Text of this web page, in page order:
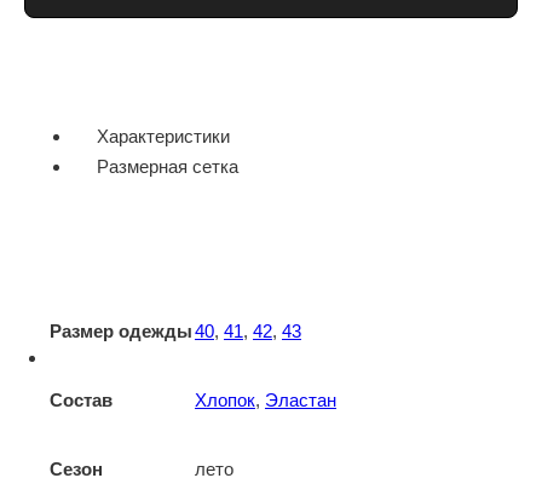
Характеристики
Размерная сетка
Размер одежды40, 41, 42, 43
Состав Хлопок, Эластан
Сезон лето